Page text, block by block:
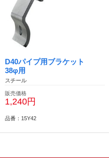
D40パイプ用ブラケット
38φ用
スチール
販売価格
1,240円
品番：15Y42